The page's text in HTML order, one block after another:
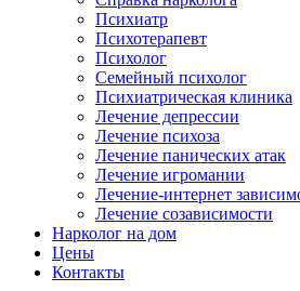
Психиатр
Психотерапевт
Психолог
Семейный психолог
Психиатрическая клиника
Лечение депрессии
Лечение психоза
Лечение панических атак
Лечение игромании
Лечение-интернет
Лечение созависимости
Нарколог на дом
Цены
Контакты